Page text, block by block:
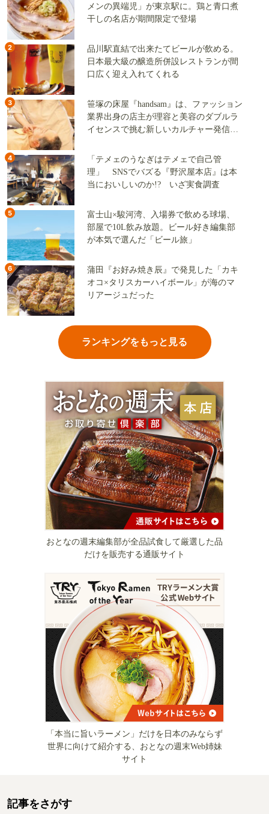
メンの異端児」が東京駅に。鶏と青口煮
干しの名店が期間限定で登場
2
品川駅直結で出来たてビールが飲める。
日本最大級の醸造所併設レストランが間
口広く迎え入れてくれる
3
笹塚の床屋『handsam』は、ファッション
業界出身の店主が理容と美容のダブルラ
イセンスで挑む新しいカルチャー発信基
4
「テメェのうなぎはテメェで自己管
理」 SNSでバズる『野沢屋本店』は本
当においしいのか!? いざ実食調査
5
富士山×駿河湾、入場券で飲める球場、
部屋で10L飲み放題。ビール好き編集部
が本気で選んだ「ビール旅」
6
蒲田『お好み焼き辰』で発見した「カキ
オコ×タリスカーハイボール」が海のマ
リアージュだった
ランキングをもっと見る
おとなの週末編集部が全品試食して厳選した品
だけを販売する通販サイト
「本当に旨いラーメン」だけを日本のみならず
世界に向けて紹介する、おとなの週末Web姉妹
サイト
記事をさがす